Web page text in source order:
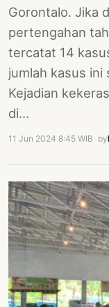
Gorontalo. Jika
pertengahan
tercatat 14
jumlah kasus ini
Kejadian
di…
11 Jun 2024 8:45 WIB by